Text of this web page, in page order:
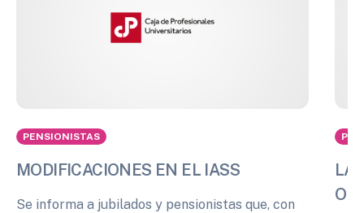
PENSIONISTAS
MODIFICACIONES EN EL IASS
Se informa a jubilados y pensionistas que, con
LA